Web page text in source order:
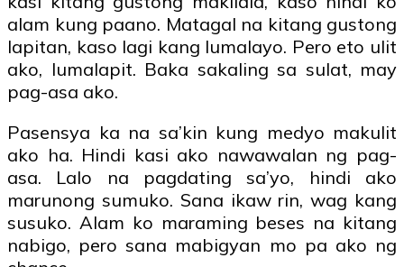
alam kung paano. Matagal na kitang gustong
lapitan, kaso lagi kang lumalayo. Pero eto ulit
ako, lumalapit. Baka sakaling sa sulat, may
pag-asa ako.
Pasensya ka na sa’kin kung medyo makulit
ako ha. Hindi kasi ako nawawalan ng pag-
asa. Lalo na pagdating sa’yo, hindi ako
marunong sumuko. Sana ikaw rin, wag kang
susuko. Alam ko maraming beses na kitang
nabigo, pero sana mabigyan mo pa ako ng